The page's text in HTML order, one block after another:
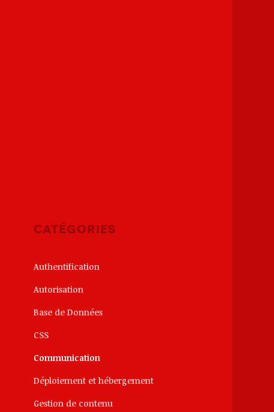
Catégories
Authentification
Autorisation
Base de Données
CSS
Communication
Déploiement et hébergement
Gestion de contenu